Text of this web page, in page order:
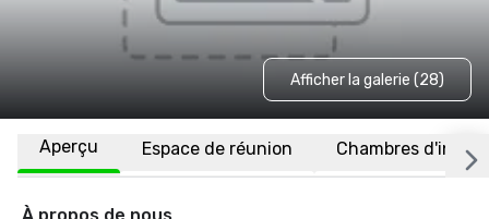
Afficher la galerie (28)
Aperçu Espace de réunion Chambres